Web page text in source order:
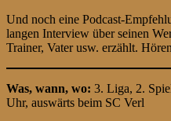
Und noch eine Podcast-
langen Interview über seinen
Trainer, Vater usw. erzählt.
Was, wann, wo: 3. Liga, 2.
Uhr, auswärts beim SC Verl